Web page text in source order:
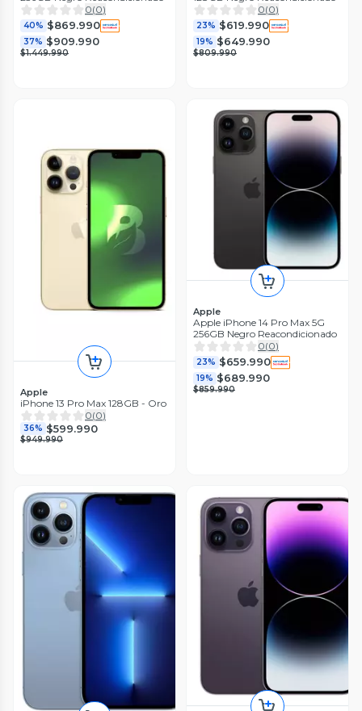
0(0)
40% $869.990
37% $909.990
$1.449.990
0(0)
23% $619.990
19% $649.990
$809.990
Apple
iPhone 13 Pro Max 128GB - Oro
0(0)
36% $599.990
$949.990
Apple
Apple iPhone 14 Pro Max 5G
256GB Negro Reacondicionado
0(0)
23% $659.990
19% $689.990
$859.990